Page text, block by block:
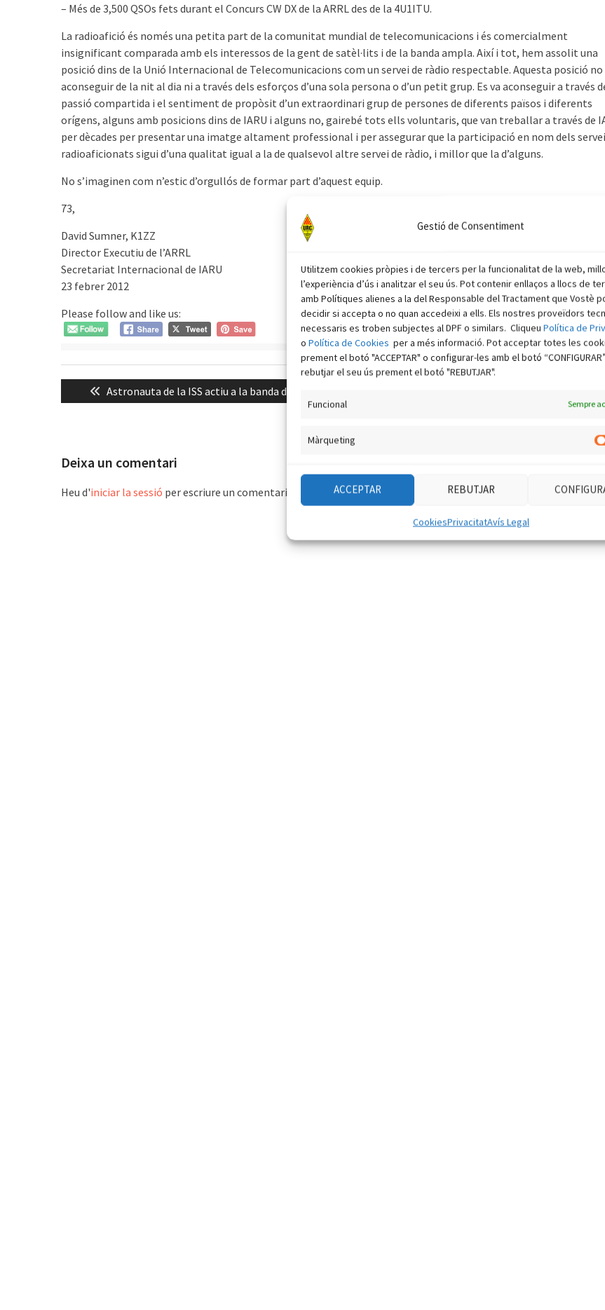
Gestió de Consentiment
Utilitzem cookies pròpies i de tercers per la funcionalitat de la web,
l’experiència d’ús i analitzar el seu ús. Pot contenir enllaços a llocs de
amb Polítiques alienes a la del Responsable del Tractament que Vostè
decidir si accepta o no quan accedeixi a ells. Els nostres proveïdors
necessaris es troben subjectes al DPF o similars. Cliqueu Política de
o Política de Cookies per a més informació. Pot acceptar totes les
prement el botó "ACCEPTAR" o configurar-les amb el botó
rebutjar el seu ús prement el botó "REBUTJAR".
Funcional Sempre
Màrqueting
ACCEPTAR REBUTJAR
CookiesPrivacitatAvís Legal
– Més de 3,500 QSOs fets durant el Concurs CW DX de la ARRL des de la 4U1ITU.
La radioafició és només una petita part de la comunitat mundial de telecomunicacions i és comercialment
insignificant comparada amb els interessos de la gent de satèl·lits i de la banda ampla. Així i tot, hem assolit una
posició dins de la Unió Internacional de Telecomunicacions com un servei de ràdio respectable. Aquesta posició no
aconseguir de la nit al dia ni a través dels esforços d’una sola persona o d’un petit grup. Es va aconseguir a través
passió compartida i el sentiment de propòsit d’un extraordinari grup de persones de diferents països i diferents
orígens, alguns amb posicions dins de IARU i alguns no, gairebé tots ells voluntaris, que van treballar a través de
per dècades per presentar una imatge altament professional i per assegurar que la participació en nom dels
radioaficionats sigui d’una qualitat igual a la de qualsevol altre servei de ràdio, i millor que la d’alguns.
No s’imaginen com n’estic d’orgullós de formar part d’aquest equip.
73,
David Sumner, K1ZZ
Director Executiu de l’ARRL
Secretariat Internacional de IARU
23 febrer 2012
Please follow and like us:
Navegació
d'entrades
Previous
post:
Astronauta de la ISS actiu a la banda de 2m
Deixa un comentari
Heu d'iniciar la sessió per escriure un comentari.